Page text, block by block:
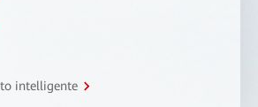
intelligente